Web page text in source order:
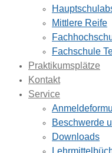
Mittlere Reife
Fachschule
Praktikumsplätze
Kontakt
Service
Beschwerde
Downloads